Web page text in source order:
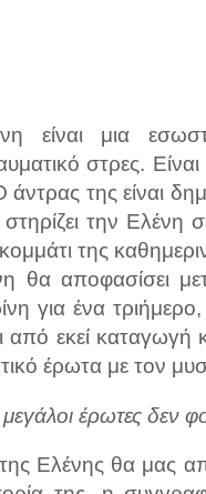
είναι μια
στρες.
της είναι
την Ελένη
της
θα αποφασίσει
για ένα
από εκεί
έρωτα με τον
μεγάλοι έρωτες δεν
Ελένης θα μας